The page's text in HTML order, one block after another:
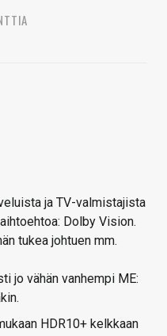
ja TV-valmistajista
Dolby Vision.
tukea johtuen mm.
jo vähän vanhempi ME:
HDR10+ kelkkaan